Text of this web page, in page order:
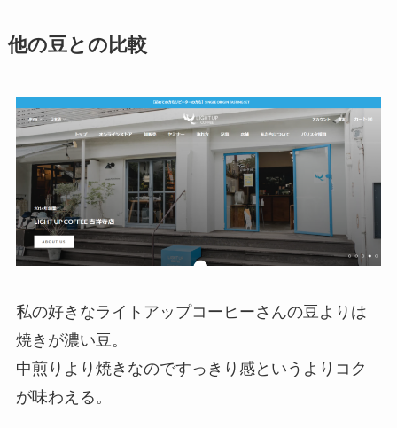
他の豆との比較
私の好きなライトアップコーヒーさんの豆よりは
焼きが濃い豆。
中煎りより焼きなのですっきり感というよりコク
が味わえる。